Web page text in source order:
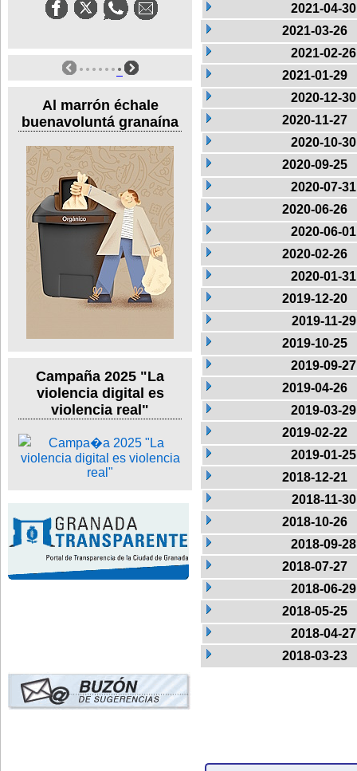
Al marrón échale
buenavoluntá granaína
Campaña 2025 "La
violencia digital es
violencia real"
2021-04-30
2021-03-26
2021-02-26
2021-01-29
2020-12-30
2020-11-27
2020-10-30
2020-09-25
2020-07-31
2020-06-26
2020-06-01
2020-02-26
2020-01-31
2019-12-20
2019-11-29
2019-10-25
2019-09-27
2019-04-26
2019-03-29
2019-02-22
2019-01-25
2018-12-21
2018-11-30
2018-10-26
2018-09-28
2018-07-27
2018-06-29
2018-05-25
2018-04-27
2018-03-23